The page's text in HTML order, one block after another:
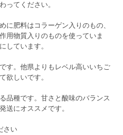
ってください。
に肥料はコラーゲン入りのもの、
用物質入りのものを使っていま
しています。
す。他県よりもレベル高いいちご
欲しいです。
品種です。甘さと酸味のバランス
送にオススメです。
さい